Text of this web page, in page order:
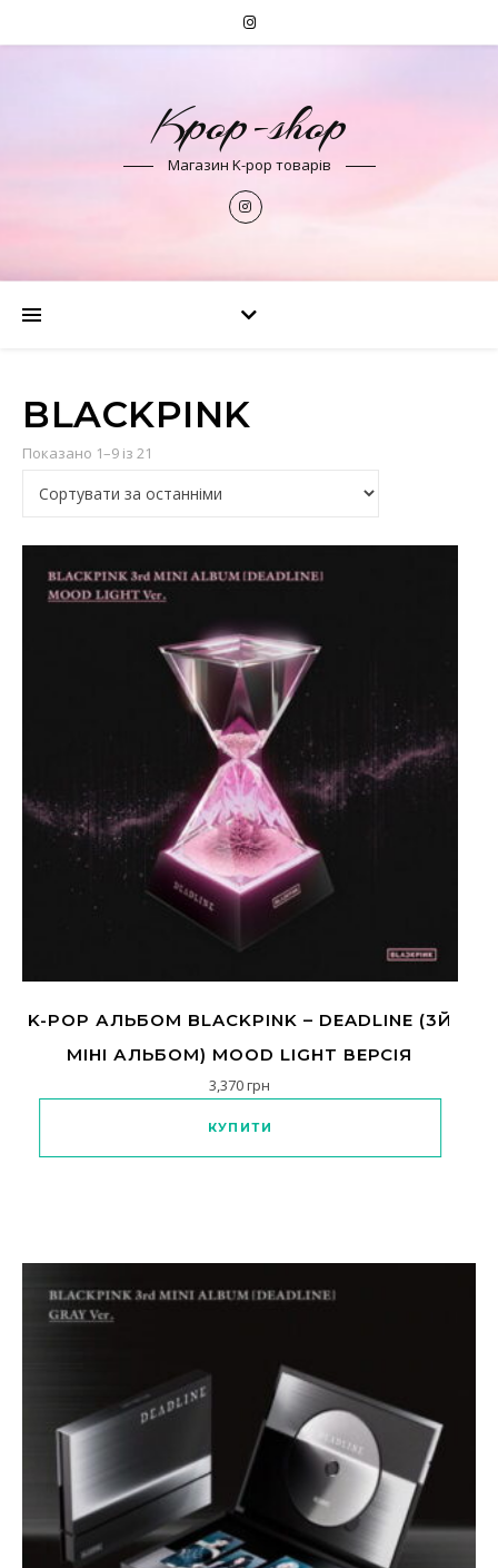
Kpop-shop
Магазин K-pop товарів
BLACKPINK
Показано 1–9 із 21
K-POP АЛЬБОМ BLACKPINK – DEADLINE (3Й
МІНІ АЛЬБОМ) MOOD LIGHT ВЕРСІЯ
3,370грн
КУПИТИ